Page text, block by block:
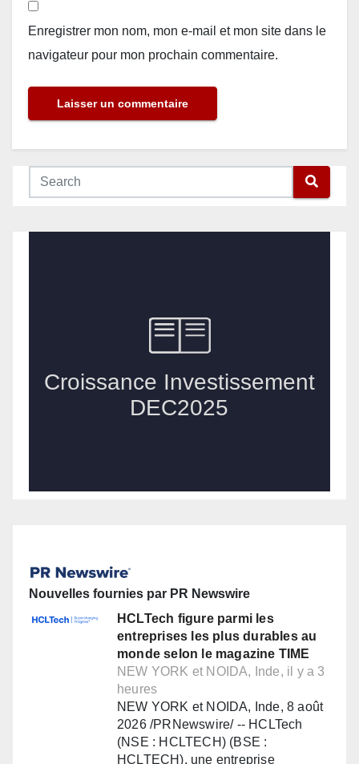
Enregistrer mon nom, mon e-mail et mon site dans le
navigateur pour mon prochain commentaire.
Nouvelles fournies par PR Newswire
HCLTech figure parmi les
entreprises les plus durables au
monde selon le magazine TIME
NEW YORK et NOIDA, Inde, il y a 3
heures
NEW YORK et NOIDA, Inde, 8 août
2026 /PRNewswire/ -- HCLTech
(NSE : HCLTECH) (BSE :
HCLTECH), une entreprise